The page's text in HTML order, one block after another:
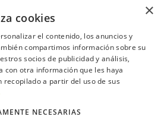
el equipo de NextCaddy
Contacta
×
cookies
el contenido, los anuncios y
compartimos información sobre su
socios de publicidad y análisis,
con otra información que les haya
recopilado a partir del uso de sus
NECESARIAS